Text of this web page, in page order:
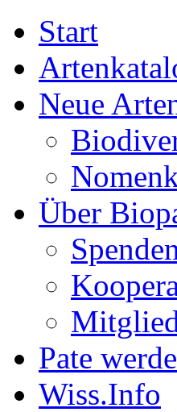
Start
Neue
Über
Pate
Wiss.Info